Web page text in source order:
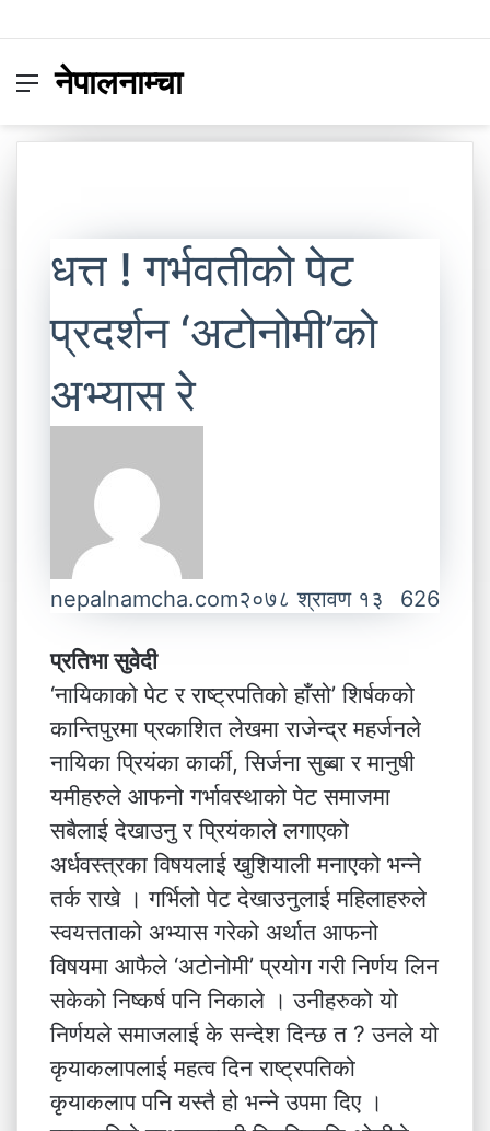
Menu
नेपालनाम्चा
धत्त ! गर्भवतीको पेट
प्रदर्शन ‘अटोनोमी’को
अभ्यास रे
nepalnamcha.com२०७८ श्रावण १३ 626
प्रतिभा सुवेदी
‘नायिकाको पेट र राष्ट्रपतिको हाँसो’ शिर्षकको
कान्तिपुरमा प्रकाशित लेखमा राजेन्द्र महर्जनले
नायिका प्रियंका कार्की, सिर्जना सुब्बा र मानुषी
यमीहरुले आफनो गर्भावस्थाको पेट समाजमा
सबैलाई देखाउनु र प्रियंकाले लगाएको
अर्धवस्त्रका विषयलाई खुशियाली मनाएको भन्ने
तर्क राखे । गर्भिलो पेट देखाउनुलाई महिलाहरुले
स्वयत्तताको अभ्यास गरेको अर्थात आफनो
विषयमा आफैले ‘अटोनोमी’ प्रयोग गरी निर्णय लिन
सकेको निष्कर्ष पनि निकाले । उनीहरुको यो
निर्णयले समाजलाई के सन्देश दिन्छ त ? उनले यो
कृयाकलापलाई महत्व दिन राष्ट्रपतिको
कृयाकलाप पनि यस्तै हो भन्ने उपमा दिए ।